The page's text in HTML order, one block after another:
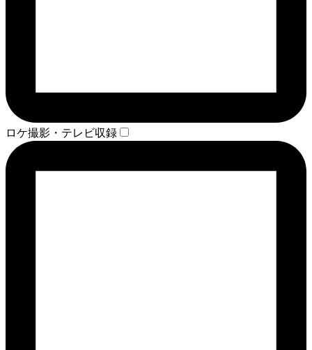
ロケ撮影・テレビ収録